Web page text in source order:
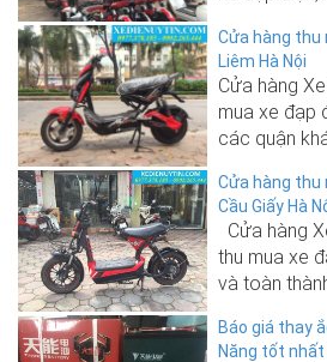
Cửa hàng thu
Liêm Hà Nội
Cửa hàng
mua xe đạp
các quận
Cửa hàng thu
Cầu Giấy Hà
Cửa hàng
thu mua xe
và toàn
Báo giá thay
Năng tốt nhất